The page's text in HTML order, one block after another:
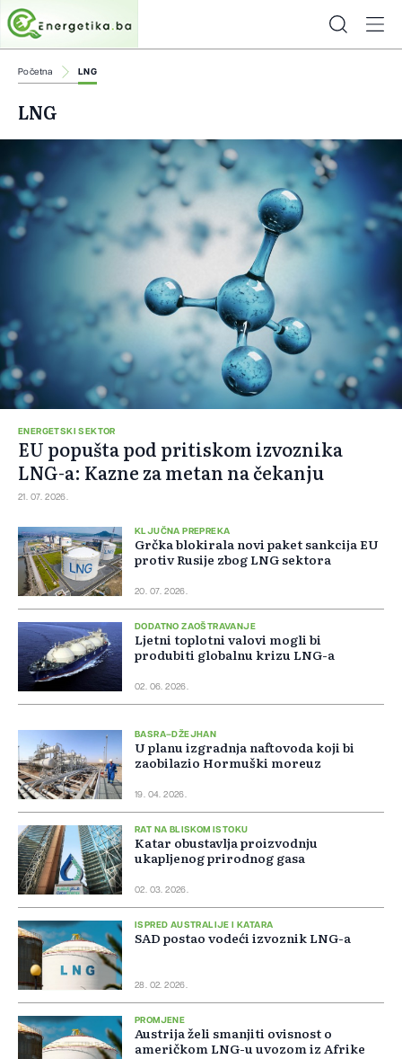
Početna LNG
LNG
ENERGETSKI SEKTOR
EU popušta pod pritiskom izvoznika
LNG-a: Kazne za metan na čekanju
21. 07. 2026.
KLJUČNA PREPREKA
Grčka blokirala novi paket sankcija EU
protiv Rusije zbog LNG sektora
20. 07. 2026.
DODATNO ZAOŠTRAVANJE
Ljetni toplotni valovi mogli bi
produbiti globalnu krizu LNG-a
02. 06. 2026.
BASRA–DŽEJHAN
U planu izgradnja naftovoda koji bi
zaobilazio Hormuški moreuz
19. 04. 2026.
RAT NA BLISKOM ISTOKU
Katar obustavlja proizvodnju
ukapljenog prirodnog gasa
02. 03. 2026.
ISPRED AUSTRALIJE I KATARA
SAD postao vodeći izvoznik LNG-a
28. 02. 2026.
PROMJENE
Austrija želi smanjiti ovisnost o
američkom LNG-u uvozom iz Afrike